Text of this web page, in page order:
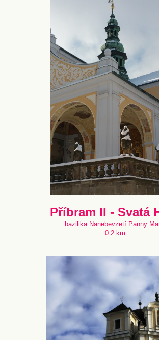
Příbram II - Svatá
bazilika Nanebevzetí Panny
0.2 km